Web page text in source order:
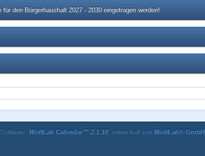
den Bürgerhaushalt 2027 - 2030 eingetragen werden!
WoltLab Calendar™ 2.1.10, entwickelt von WoltLab® GmbH